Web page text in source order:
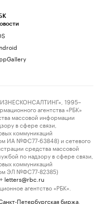
1995–
агентства «РБК»
массовой информации
в сфере связи,
коммуникаций
ИА №ФС77-63848) и сетевого
средства массовой
по надзору в сфере связи,
коммуникаций
ЭЛ №ФС77-82385)
letters@rbc.ru
агентство «РБК».
Петербургская биржа